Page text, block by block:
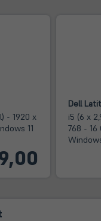
- 1920 x
11
Dell
i5 (6 x
768 - 16